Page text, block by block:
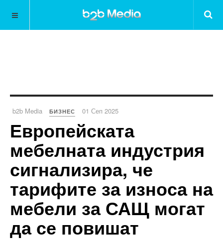
b2b Media БИЗНЕС 01 Сеп 2025
Европейската
мебелната индустрия
сигнализира, че
тарифите за износа на
мебели за САЩ могат
да се повишат